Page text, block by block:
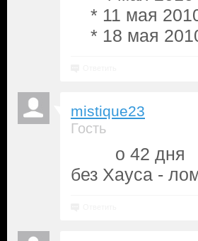
* 11 мая
* 18 мая
mistique23
Гость
o 42 дня
без Хауса -